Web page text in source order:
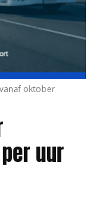
oktober
uur